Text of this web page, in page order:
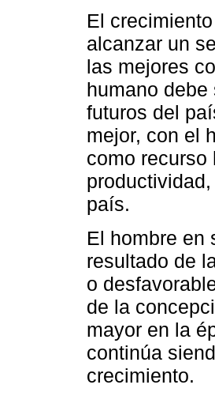
El
alcanzar un
las mejores
humano
futuros del
mejor, con el
como recurso
país.
El hombre en
resultado de
o
de la
mayor en la
continúa
crecimiento.